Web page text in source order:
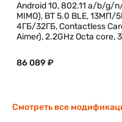
Android 10, 802.11 a/b/
MIMO), BT 5.0 BLE, 13МП/
4ГБ/32ГБ, Contactless
Aimer), 2.2GHz Octa core,
86 089 ₽
Смотреть все